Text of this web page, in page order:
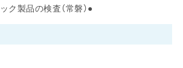
ク製品の検査（常磐）●